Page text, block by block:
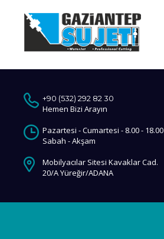
+90 (532) 292 82 30
Hemen Bizi Arayın
Pazartesi - Cumartesi - 8.00 - 18.00
Sabah - Akşam
Mobilyacılar Sitesi Kavaklar Cad.
20/A Yüreğir/ADANA